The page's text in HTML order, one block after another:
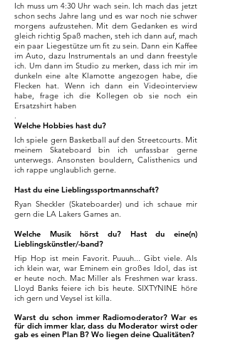
Ich muss um 4:30 Uhr wach sein. Ich mach das jetzt
schon sechs Jahre lang und es war noch nie schwer
morgens aufzustehen. Mit dem Gedanken es wird
gleich richtig Spaß machen, steh ich dann auf, mach
ein paar Liegestütze um fit zu sein. Dann ein Kaffee
im Auto, dazu Instrumentals an und dann freestyle
ich. Um dann im Studio zu merken, dass ich mir im
dunkeln eine alte Klamotte angezogen habe, die
Flecken hat. Wenn ich dann ein Videointerview
habe, frage ich die Kollegen ob sie noch ein
Ersatzshirt haben
.
Welche Hobbies hast du?
Ich spiele gern Basketball auf den Streetcourts. Mit
meinem Skateboard bin ich unfassbar gerne
unterwegs. Ansonsten bouldern, Calisthenics und
ich rappe unglaublich gerne.
Hast du eine Lieblingssportmannschaft?
Ryan Sheckler (Skateboarder) und ich schaue mir
gern die LA Lakers Games an.
Welche Musik hörst du? Hast du eine(n)
Lieblingskünstler/-band?
Hip Hop ist mein Favorit. Puuuh... Gibt viele. Als
ich klein war, war Eminem ein großes Idol, das ist
er heute noch. Mac Miller als Freshmen war krass.
Lloyd Banks feiere ich bis heute. SIXTYNINE höre
ich gern und Veysel ist killa.
Warst du schon immer Radiomoderator? War es
für dich immer klar, dass du Moderator wirst oder
gab es einen Plan B? Wo liegen deine Qualitäten?